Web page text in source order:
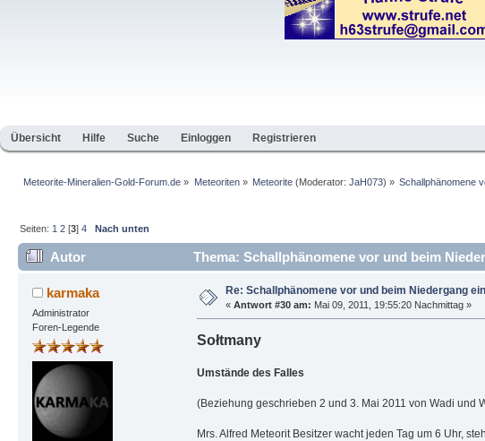
Übersicht Hilfe Suche Einloggen Registrieren
Meteorite-Mineralien-Gold-Forum.de » Meteoriten» Meteorite(Moderator: JaH073) » Schallphänomene
Seiten: 1 2 [3]4 Nach unten
Autor Thema: Schallphänomene vor und beim
karmaka
Administrator
Foren-Legende
Re: Schallphänomene vor und beim Niedergang
« Antwort #30 am: Mai 09, 2011, 19:55:20 Nachmittag »
Sołtmany
Umstände des Falles
(Beziehung geschrieben 2 und 3. Mai 2011 von Wadi und
Mrs. Alfred Meteorit Besitzer wacht jeden Tag um 6 Uhr,